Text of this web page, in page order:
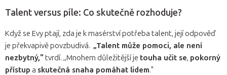
Talent versus píle: Co skutečně rozhoduje?
Když se Evy ptají, zda je k masérství potřeba talent, její odpověď
je překvapivě povzbudivá. „Talent může pomoci, ale není
nezbytný," tvrdí. „Mnohem důležitější je touha učit se, pokorný
přístup a skutečná snaha pomáhat lidem."